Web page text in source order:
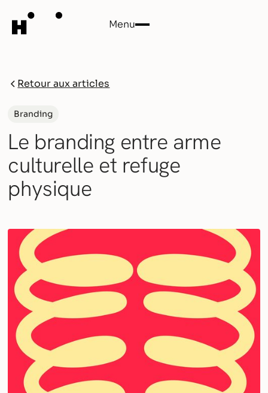
Menu
Retour aux articles
Branding
Le branding entre arme
culturelle et refuge
physique